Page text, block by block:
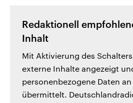
Redaktionell
Inhalt
Mit Aktivierung des
externe Inhalte angezeigt
personenbezogene Daten
übermittelt.